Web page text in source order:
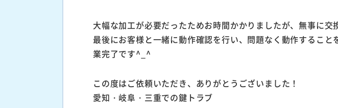
大幅な加工が必要だったためお時間かかりましたが、無事に交
最後にお客様と一緒に動作確認を行い、問題なく動作すること
業完了です^_^
この度はご依頼いただき、ありがとうございました！
愛知・岐阜・三重での鍵トラブ